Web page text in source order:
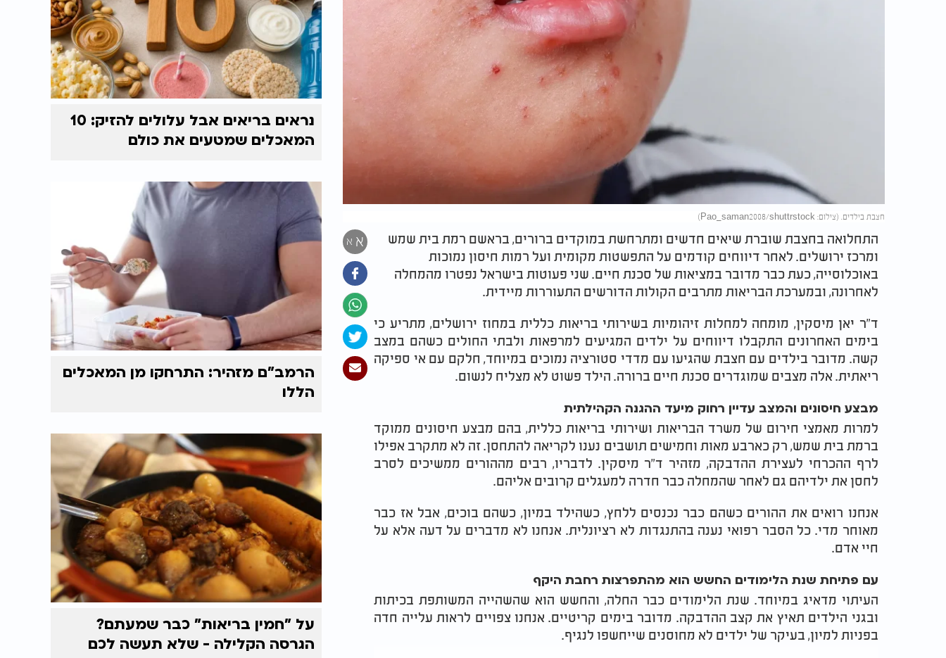
חצבת בילדים. (צילום: Pao_saman2008/shuttrstock)
א א
התחלואה בחצבת שוברת שיאים חדשים ומתרחשת במוקדים ברורים, בראשם רמת בית שמש
ומרכז ירושלים. לאחר דיווחים קודמים על התפשטות מקומית ועל רמות חיסון נמוכות
באוכלוסייה, כעת כבר מדובר במציאות של סכנת חיים. שני פעוטות בישראל נפטרו מהמחלה
לאחרונה, ובמערכת הבריאות מתרבים הקולות הדורשים התעוררות מיידית.
ד"ר יאן מיסקין, מומחה למחלות זיהומיות בשירותי בריאות כללית במחוז ירושלים, מתריע כי
בימים האחרונים התקבלו דיווחים על ילדים המגיעים למרפאות ולבתי החולים כשהם במצב
קשה. מדובר בילדים עם חצבת שהגיעו עם מדדי סטורציה נמוכים במיוחד, חלקם עם אי ספיקה
ריאתית. אלה מצבים שמוגדרים סכנת חיים ברורה. הילד פשוט לא מצליח לנשום.
מבצע חיסונים והמצב עדיין רחוק מיעד ההגנה הקהילתית
למרות מאמצי חירום של משרד הבריאות ושירותי בריאות כללית, בהם מבצע חיסונים ממוקד
ברמת בית שמש, רק כארבע מאות וחמישים תושבים נענו לקריאה להתחסן. זה לא מתקרב אפילו
לרף ההכרחי לעצירת ההדבקה, מזהיר ד"ר מיסקין. לדבריו, רבים מההורים ממשיכים לסרב
לחסן את ילדיהם גם לאחר שהמחלה כבר חדרה למעגלים קרובים אליהם.
אנחנו רואים את ההורים כשהם כבר נכנסים ללחץ, כשהילד במיון, כשהם בוכים, אבל אז כבר
מאוחר מדי. כל הסבר רפואי נענה בהתנגדות לא רציונלית. אנחנו לא מדברים על דעה אלא על
חיי אדם.
עם פתיחת שנת הלימודים החשש הוא מהתפרצות רחבת היקף
העיתוי מדאיג במיוחד. שנת הלימודים כבר החלה, והחשש הוא שהשהייה המשותפת בכיתות
ובגני הילדים תאיץ את קצב ההדבקה. מדובר בימים קריטיים. אנחנו צפויים לראות עלייה חדה
בפניות למיון, בעיקר של ילדים לא מחוסנים שייחשפו לנגיף.
נראים בריאים אבל עלולים להזיק: 10
המאכלים שמטעים את כולם
הרמב"ם מזהיר: התרחקו מן המאכלים
הללו
על "חמין בריאות" כבר שמעתם?
הגרסה הקלילה - שלא תעשה לכם